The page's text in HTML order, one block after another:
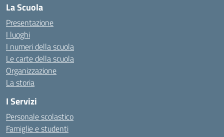
La Scuola
Presentazione
I luoghi
I numeri della scuola
Le carte della scuola
Organizzazione
La storia
I Servizi
Personale scolastico
Famiglie e studenti